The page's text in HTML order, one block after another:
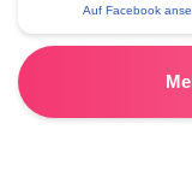
Auf Facebook